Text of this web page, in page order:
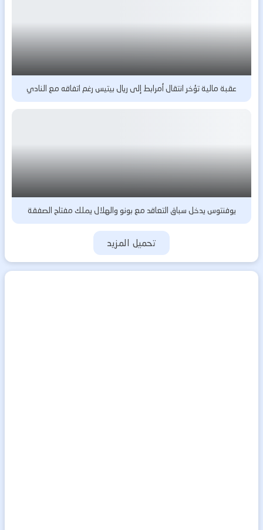
عقبة مالية تؤخر انتقال أمرابط إلى ريال بيتيس رغم اتفاقه مع النادي
يوفنتوس يدخل سباق التعاقد مع بونو والهلال يملك مفتاح الصفقة
تحميل المزيد